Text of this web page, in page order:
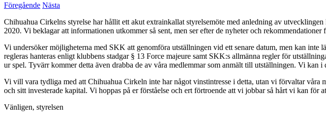
Föregående Nästa
Chihuahua Cirkelns styrelse har hållit ett akut extrainkallat styrelsemöte med anledning av
2020. Vi beklagar att informationen utkommer så sent, men ser efter de nyheter och
Vi undersöker möjligheterna med SKK att genomföra utställningen vid ett senare datum, men kan
regleras hanteras enligt klubbens stadgar § 13 Force majeure samt SKK:s allmänna regler för
ur spel. Tyvärr kommer detta även drabba de av våra medlemmar som anmält till utställningen. Vi
Vi vill vara tydliga med att Chihuahua Cirkeln inte har något vinstintresse i detta, utan vi förvaltar
och sitt investerade kapital. Vi hoppas på er förståelse och ert förtroende att vi jobbar så hårt vi kan för
Vänligen, styrelsen